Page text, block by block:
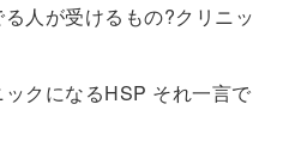
人が受けるもの?クリニッ
クになるHSP それ一言で